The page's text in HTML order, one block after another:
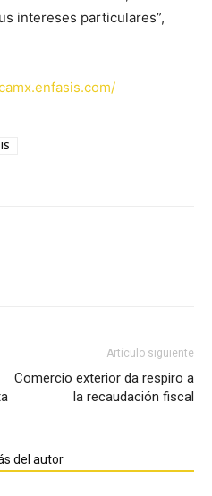
intereses particulares”,
Artículo siguiente
Comercio exterior da respiro a
la recaudación fiscal
del autor